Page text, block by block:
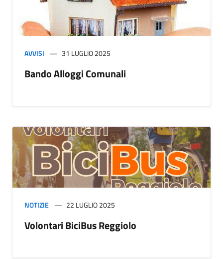
AVVISI 31 LUGLIO 2025
Bando Alloggi Comunali
NOTIZIE 22 LUGLIO 2025
Volontari BiciBus Reggiolo